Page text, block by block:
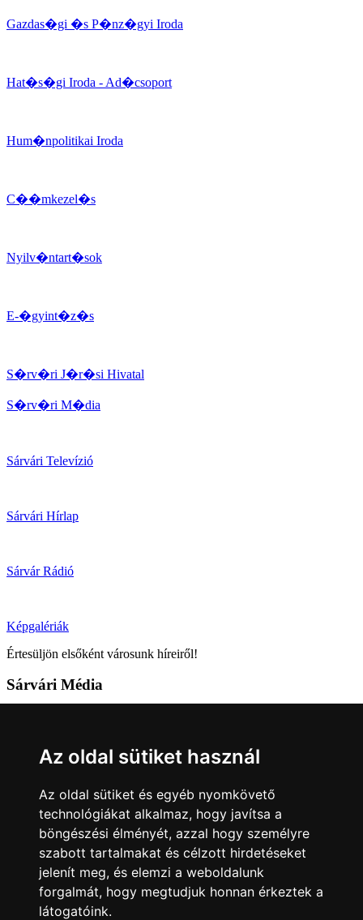
Az oldal sütiket használ
Az oldal sütiket és egyéb nyomkövető
technológiákat alkalmaz, hogy javítsa a
böngészési élményét, azzal hogy személyre
szabott tartalmakat és célzott hirdetéseket
jelenít meg, és elemzi a weboldalunk
forgalmát, hogy megtudjuk honnan érkeztek a
látogatóink.
Gazdas�gi �s P�nz�gyi Iroda
Hat�s�gi Iroda - Ad�csoport
Hum�npolitikai Iroda
C��mkezel�s
Nyilv�ntart�sok
E-�gyint�z�s
S�rv�ri J�r�si Hivatal
S�rv�ri M�dia
Sárvári Televízió
Sárvári Hírlap
Sárvár Rádió
Képgalériák
Értesüljön elsőként városunk híreiről!
Sárvári Média
Kövess minket!
Sárvár lendületben Sárvár lendületben
Nyilatkozatok
Impresszum Felhasználási feltételek Adatkezelési tájékoztató
Akadálymentesítési nyilatkozat